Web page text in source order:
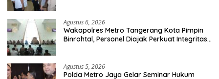
Agustus 6, 2026
Wakapolres Metro Tangerang Kota Pimpin
Binrohtal, Personel Diajak Perkuat Integritas
Agustus 5, 2026
Polda Metro Jaya Gelar Seminar Hukum